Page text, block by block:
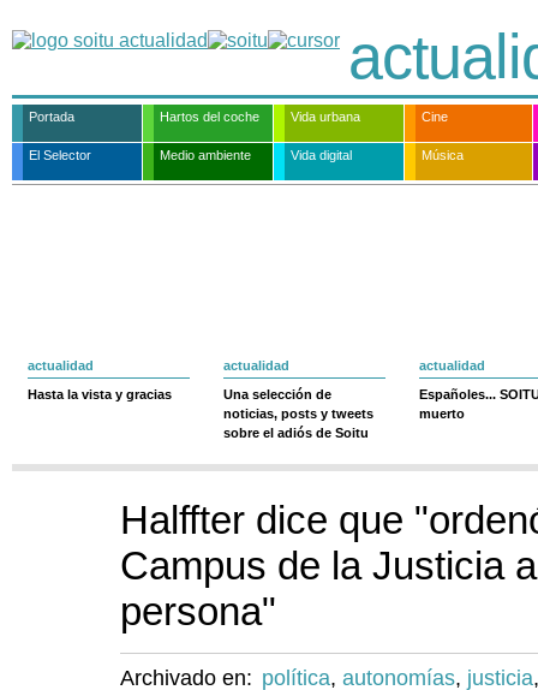
Portada Hartos del coche Vida urbana Cine
El Selector Medio ambiente Vida digital Música
actualidad
Hasta la vista y gracias
actualidad
Una selección de
noticias, posts y tweets
sobre el adiós de Soitu
actualidad
Españoles...
muerto
Halffter dice que
Campus de la Justicia
persona"
Archivado en: política, autonomías, justicia